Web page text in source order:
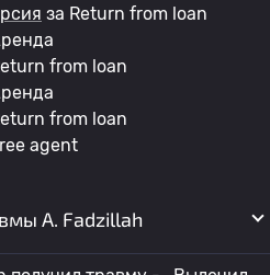
за Return from loan
from loan
from loan
agent
A. Fadzillah